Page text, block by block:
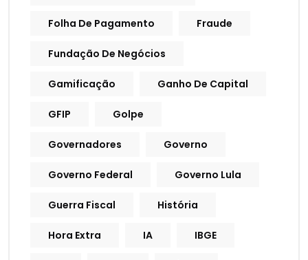
Folha De Pagamento Fraude
Fundação De Negócios
Gamificação Ganho De Capital
GFIP Golpe
Governadores Governo
Governo Federal Governo Lula
Guerra Fiscal História
Hora Extra IA IBGE